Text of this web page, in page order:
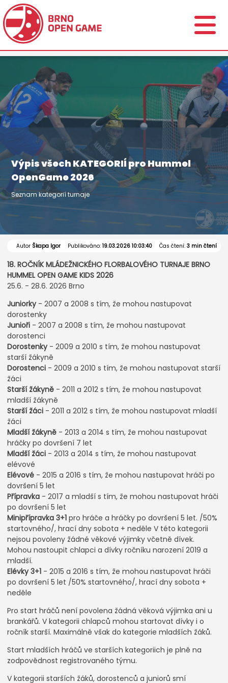
Výpis všech KATEGORIÍ pro Hummel
OpenGame 2026
Seznam kategorií turnaje
Autor Škapa Igor Publikováno: 19.03.2026 10:03:40 Čas čtení:3 min čtení
18. ROČNÍK MLÁDEŽNICKÉHO FLORBALOVÉHO TURNAJE BRNO
HUMMEL OPEN GAME KIDS 2026
25.6. - 28.6. 2026 Brno
Juniorky- 2007 a 2008 s tím, že mohou nastupovat
dorostenky
Junioři - 2007 a 2008 s tím, že mohou nastupovat
dorostenci
Dorostenky- 2009 a 2010 s tím, že mohou nastupovat
starší žákyně
Dorostenci - 2009 a 2010 s tím, že mohou nastupovat starší
žáci
Starší žákyně - 2011 a 2012 s tím, že mohou nastupovat
mladší žákyně
Starší žáci - 2011 a 2012 s tím, že mohou nastupovat mladší
žáci
Mladší žákyně - 2013 a 2014 s tím, že mohou nastupovat
hráčky po dovršení 7 let
Mladší žáci - 2013 a 2014 s tím, že mohou nastupovat
elévové
Elévové - 2015 a 2016 s tím, že mohou nastupovat hráči po
dovršení 5 let
Přípravka - 2017 a mladší s tím, že mohou nastupovat hráči
po dovršení 5 let
Minipřípravka 3+1 pro hráče a hráčky po dovršení 5 let. /50%
startovného/, hrací dny sobota + neděle V této kategorii
nejsou povoleny žádné věkové výjimky včetně dívek.
Mohou nastoupit chlapci a dívky ročníku narození 2019 a
mladší.
Elévky 3+1 - 2015 a 2016 s tím, že mohou nastupovat hráči
po dovršení 5 let /50% startovného/, hrací dny sobota +
neděle
Pro start hráčů není povolena žádná věková výjimka ani u
brankářů. V kategorii chlapců mohou startovat dívky i o
ročník starší. Maximálně však do kategorie mladších žáků.
Start mladších hráčů ve starších kategoriich je plně na
zodpovědnost registrovaného týmu.
V kategorii starších žáků, dorostenců a juniorů smí